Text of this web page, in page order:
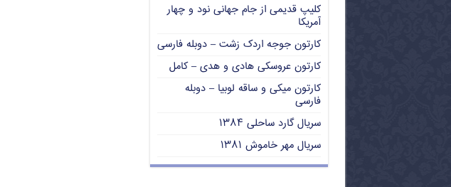
کلیپ قدیمی از جام جهانی نود و چهار
آمریکا
کارتون جوجه اردک زشت – دوبله فارسی
کارتون عروسکی هادی و هدی – کامل
کارتون میکی و ساقه لوبیا – دوبله
فارسی
سریال گارد ساحلی ۱۳۸۴
سریال مهر خاموش ۱۳۸۱